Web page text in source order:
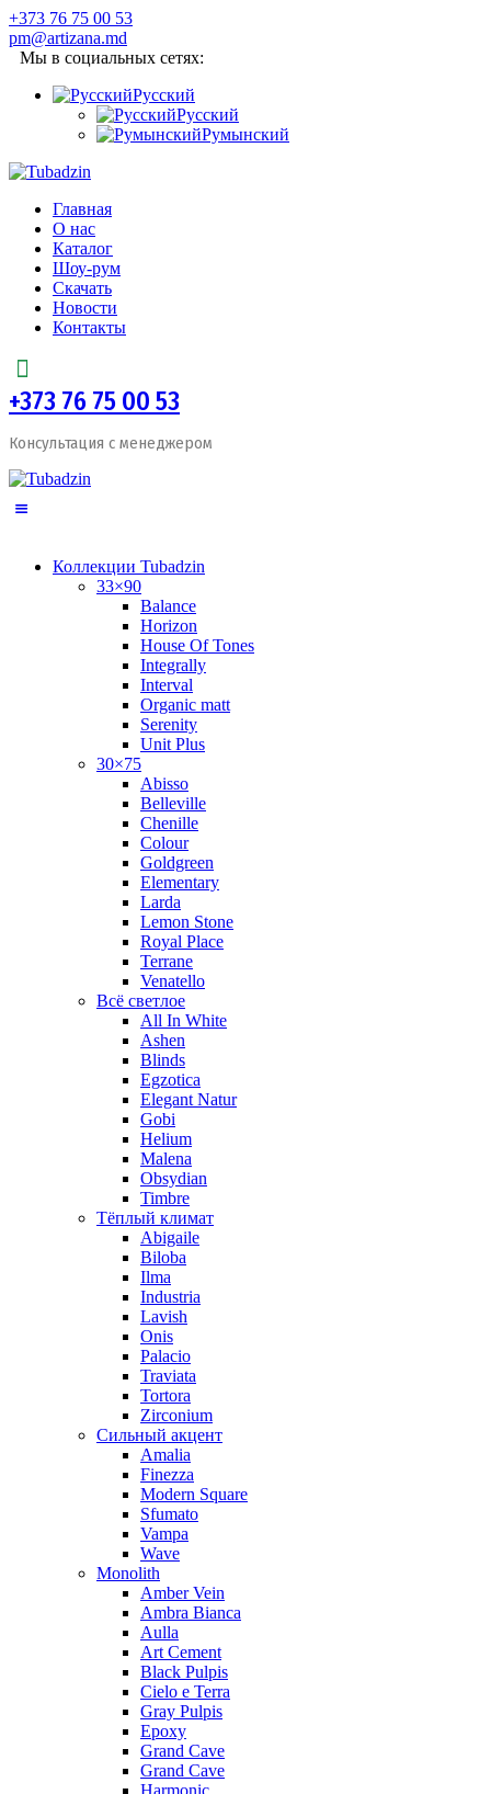
+373 76 75 00 53
pm@artizana.md
Мы в социальных сетях:
Русский
Русский
Румынский
Главная
О нас
Каталог
Шоу-рум
Скачать
Новости
Контакты
+373 76 75 00 53
Консультация с менеджером
Коллекции Tubadzin
33×90
Balance
Horizon
House Of Tones
Integrally
Interval
Organic matt
Serenity
Unit Plus
30×75
Abisso
Belleville
Chenille
Colour
Goldgreen
Elementary
Larda
Lemon Stone
Royal Place
Terrane
Venatello
Всё светлое
All In White
Ashen
Blinds
Egzotica
Elegant Natur
Gobi
Helium
Malena
Obsydian
Timbre
Тёплый климат
Abigaile
Biloba
Ilma
Industria
Lavish
Onis
Palacio
Traviata
Tortora
Zirconium
Сильный акцент
Amalia
Finezza
Modern Square
Sfumato
Vampa
Wave
Monolith
Amber Vein
Ambra Bianca
Aulla
Art Cement
Black Pulpis
Cielo e Terra
Gray Pulpis
Epoxy
Grand Cave
Grand Cave
Harmonic